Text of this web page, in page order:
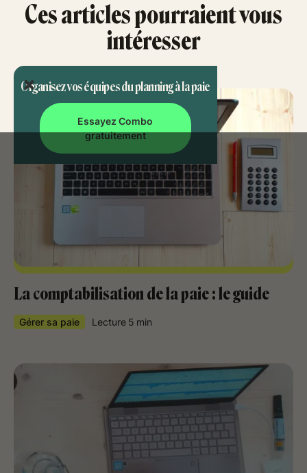
Organisez vos équipes du planning à la paie
Essayez Combo
gratuitement
Ces articles pourraient vous
intéresser
La comptabilisation de la paie : le guide
Gérer sa paie Lecture 5 min